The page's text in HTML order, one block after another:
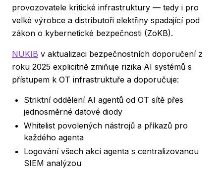
provozovatele kritické infrastruktury — tedy i pro
velké výrobce a distributoři elektřiny spadající pod
zákon o kybernetické bezpečnosti (ZoKB).
NUKIB v aktualizaci bezpečnostních doporučení z
roku 2025 explicitně zmiňuje rizika AI systémů s
přístupem k OT infrastruktuře a doporučuje:
Striktní oddělení AI agentů od OT sítě přes
jednosměrné datové diody
Whitelist povolených nástrojů a příkazů pro
každého agenta
Logování všech akcí agenta s centralizovanou
SIEM analýzou